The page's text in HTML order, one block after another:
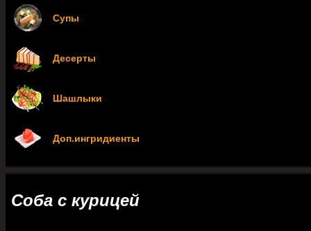
Супы
Десерты
Шашлыки
Доп.ингридиенты
Соба с курицей